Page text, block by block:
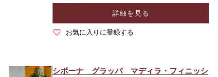
詳細を見る
お気に入りに登録する
シボーナ グラッパ マディラ・フィニッシ